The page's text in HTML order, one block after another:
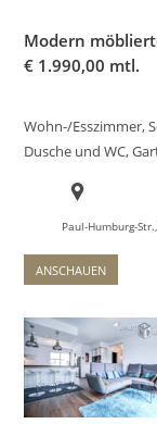
Modern
€ 1.990,00 mtl.
Wohn-/Esszimmer,
Dusche und WC,
Paul-Humburg-
ANSCHAUEN